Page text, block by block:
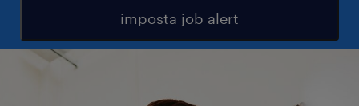
imposta job alert